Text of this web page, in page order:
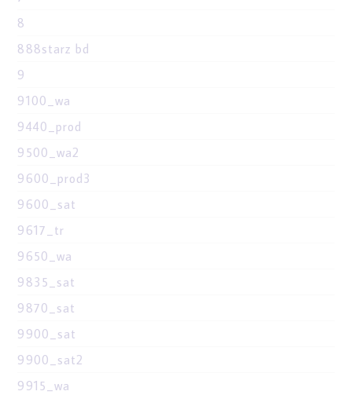
8
888starz bd
9
9100_wa
9440_prod
9500_wa2
9600_prod3
9600_sat
9617_tr
9650_wa
9835_sat
9870_sat
9900_sat
9900_sat2
9915_wa